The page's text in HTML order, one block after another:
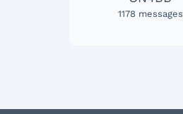
1178 messages